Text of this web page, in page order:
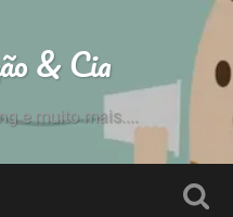
& Cia
e muito mais....